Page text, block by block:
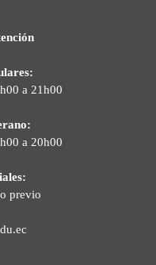
a 21h00
a 20h00
previo